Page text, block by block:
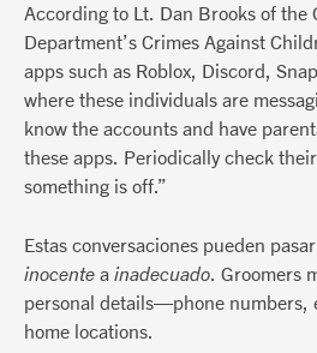
According to Lt. Dan Brooks of the
Department’s Crimes Against
apps such as Roblox, Discord,
where these individuals are
know the accounts and have
these apps. Periodically check
something is off.”
Estas conversaciones pueden
inocente a inadecuado. Groomers
personal details—phone numbers,
home locations.